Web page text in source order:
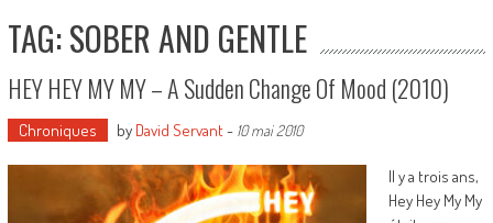
TAG: SOBER AND GENTLE
HEY HEY MY MY – A Sudden Change Of Mood (2010)
Chroniques by David Servant- 10 mai 2010
Il y a trois ans,
Hey Hey My My